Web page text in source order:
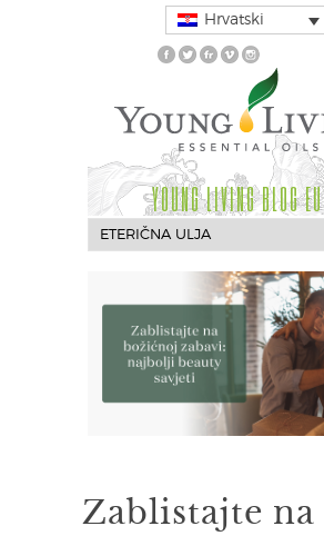
Hrvatski
YOUNG LIVING BLOG EU
Zablistajte na